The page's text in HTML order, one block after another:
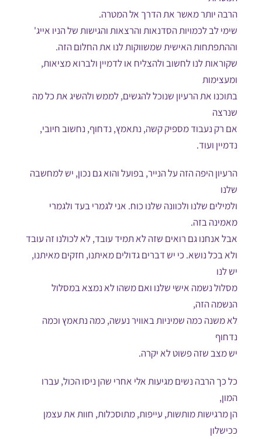
הרבה יותר מאשר את הדרך אל המטרה.
שימי לב לכמויות הסדנאות והרצאות והגישות של הניו אייג'
וההתפתחות האישית שמשווקות לנו את החלום הזה.
שקוראות לנו לחשוב ולהצליח או לדמיין ולברוא מציאות,
ומעצימות
בתוכנו את הרעיון שנוכל להגשים, לממש ולהשיג את כל מה
שנרצה
אם רק נעבוד מספיק קשה, נתאמץ, נדחוף, נחשוב חיובי,
נדמיין ועוד.
הרעיון היפה הזה על הנייר, בפועל והוא גם נכון, יש למחשבה
שלנו
ולמילים שלנו ולכוונה שלנו כוח. אני לגמרי בעד ולגמרי
מאמינה בזה.
אבל אנחנו גם רואים שזה לא תמיד עובד, לא לכולנו זה עובד
ולא בכל נושא. כי יש דברים גדולים מאיתנו, חזקים מאיתנו,
יש לנו
מסלול נשמה אישי שלנו ואם משהו לא נמצא במסלול
הנשמה הזה,
לא משנה כמה שמיניות באוויר נעשה, כמה נתאמץ וכמה
נדחוף
יש מצב שזה פשוט לא יקרה.
כל כך הרבה נשים מגיעות אלי אחרי שהן ניסו הכול, עברו
המון,
הן מרגישות מותשות, עייפות, מתוסכלות, חוות את עצמן
ככישלון